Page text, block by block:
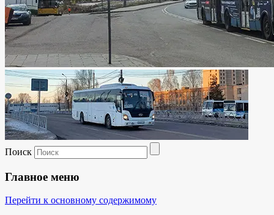
Поиск
Главное меню
Перейти к основному содержимому